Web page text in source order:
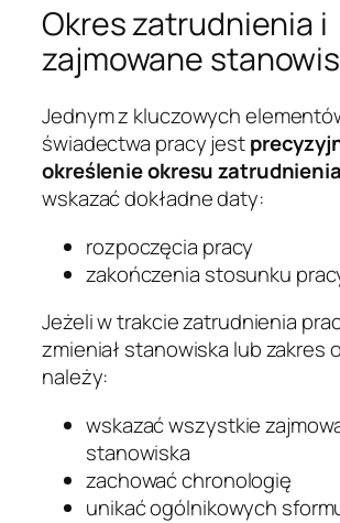
Okres zatrudnienia i
zajmowane
Jednym z kluczowych
świadectwa pracy jest
określenie okresu zatrudnienia
wskazać dokładne daty:
rozpoczęcia pracy
zakończenia stosunku
Jeżeli w trakcie zatrudnienia
zmieniał stanowiska lub zakres
należy:
wskazać wszystkie
stanowiska
zachować chronologię
unikać ogólnikowych